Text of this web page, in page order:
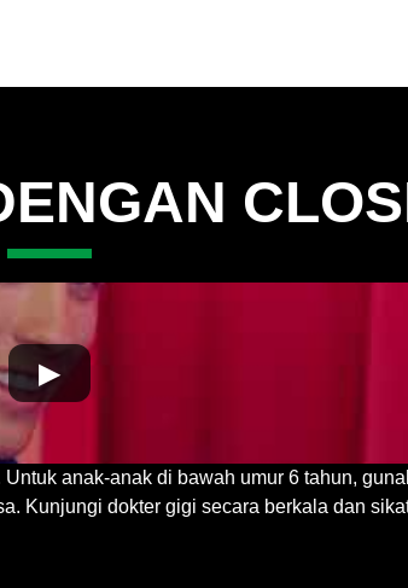
▶
anak-anak di bawah umur 6 tahun,
Kunjungi dokter gigi secara berkala dan